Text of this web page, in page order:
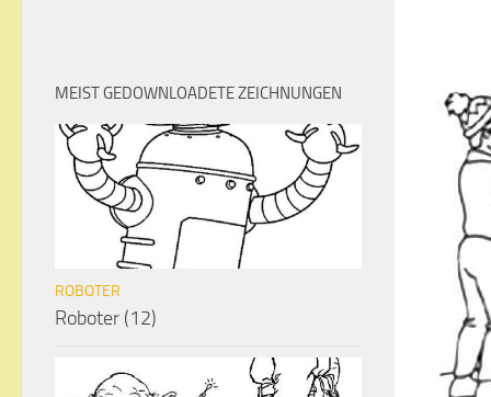
MEIST GEDOWNLOADETE ZEICHNUNGEN
ROBOTER
Roboter (12)